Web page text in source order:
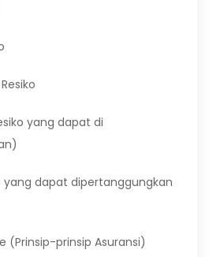
yang dapat di
yang dapat dipertanggungkan
(Prinsip-prinsip Asuransi)